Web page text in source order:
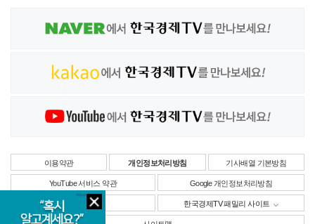
이용약관 개인정보처리방침 기사배열 기본방침
YouTube 서비스 약관 Google 개인정보처리방침
사업자정보 한국경제TV 패밀리 사이트